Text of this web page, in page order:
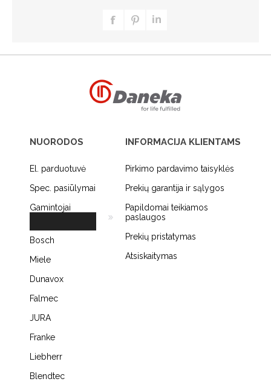
NUORODOS
El. parduotuvė
Spec. pasiūlymai
Gamintojai
Bosch
Miele
Dunavox
Falmec
JURA
Franke
Liebherr
Blendtec
INFORMACIJA KLIENTAMS
Pirkimo pardavimo taisyklės
Prekių garantija ir sąlygos
Papildomai teikiamos
paslaugos
Prekių pristatymas
Atsiskaitymas